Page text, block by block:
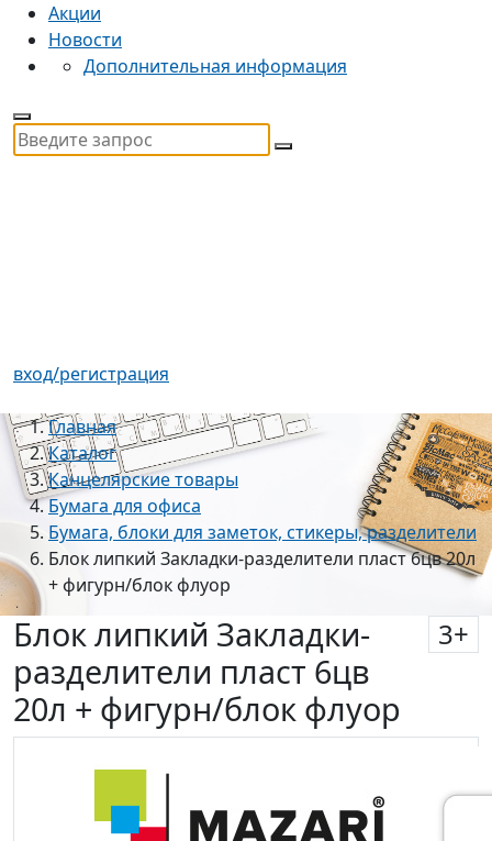
Акции
Новости
Дополнительная информация
вход/регистрация
Главная
Каталог
Канцелярские товары
Бумага для офиса
Бумага, блоки для заметок, стикеры, разделители
Блок липкий Закладки-разделители пласт 6цв 20л
+ фигурн/блок флуор
Блок липкий Закладки-
разделители пласт 6цв
20л + фигурн/блок флуор
3+